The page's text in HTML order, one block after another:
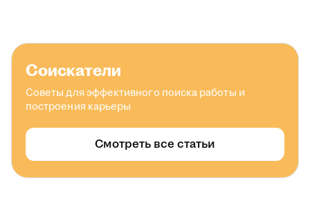
Соискатели
Советы для эффективного поиска работы и
построения карьеры
Смотреть все статьи